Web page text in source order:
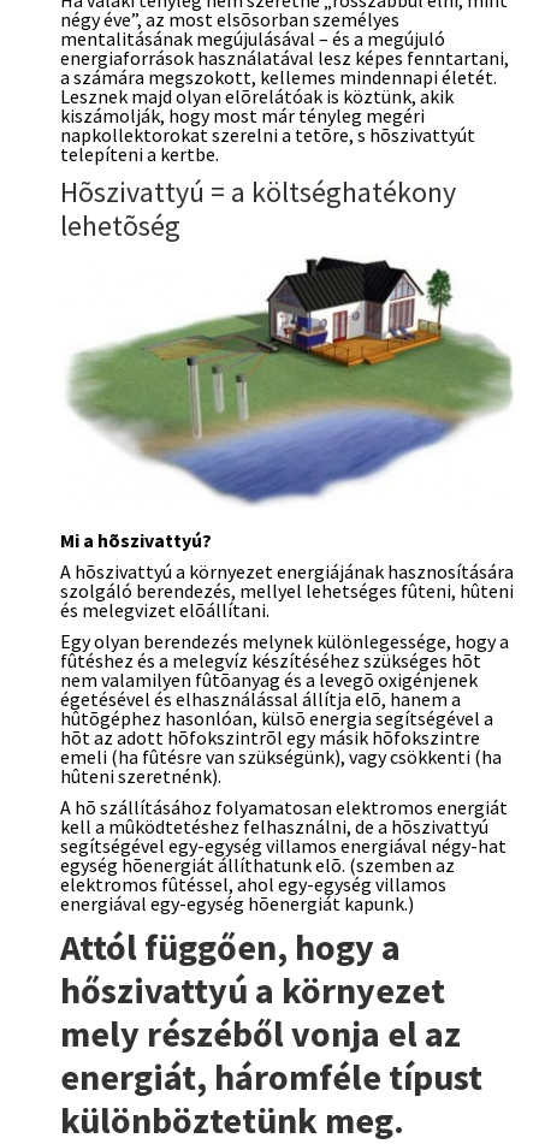
négy éve”, az most elsõsorban személyes
mentalitásának megújulásával – és a megújuló
energiaforrások használatával lesz képes fenntartani,
a számára megszokott, kellemes mindennapi életét.
Lesznek majd olyan elõrelátóak is köztünk, akik
kiszámolják, hogy most már tényleg megéri
napkollektorokat szerelni a tetõre, s hõszivattyút
telepíteni a kertbe.
Hõszivattyú = a költséghatékony
lehetõség
Mi a hõszivattyú?
A hõszivattyú a környezet energiájának hasznosítására
szolgáló berendezés, mellyel lehetséges fûteni, hûteni
és melegvizet elõállítani.
Egy olyan berendezés melynek különlegessége, hogy a
fûtéshez és a melegvíz készítéséhez szükséges hõt
nem valamilyen fûtõanyag és a levegõ oxigénjenek
égetésével és elhasználással állítja elõ, hanem a
hûtõgéphez hasonlóan, külsõ energia segítségével a
hõt az adott hõfokszintrõl egy másik hõfokszintre
emeli (ha fûtésre van szükségünk), vagy csökkenti (ha
hûteni szeretnénk).
A hõ szállításához folyamatosan elektromos energiát
kell a mûködtetéshez felhasználni, de a hõszivattyú
segítségével egy-egység villamos energiával négy-hat
egység hõenergiát állíthatunk elõ. (szemben az
elektromos fûtéssel, ahol egy-egység villamos
energiával egy-egység hõenergiát kapunk.)
Attól függően, hogy a
hőszivattyú a környezet
mely részéből vonja el az
energiát, háromféle típust
különböztetünk meg.